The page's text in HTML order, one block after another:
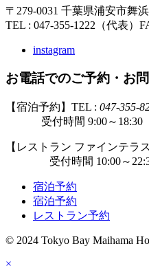
〒279-0031 千葉県浦安市舞
TEL : 047-355-1222（代表）
instagram
お電話でのご予約・お
【宿泊予約】TEL : 047-355-
受付時間 9:00～18:30
【レストラン ファインテラ
受付時間 10:00～
宿泊予約
宿泊予約
レストラン予約
© 2024 Tokyo Bay Maihama
×